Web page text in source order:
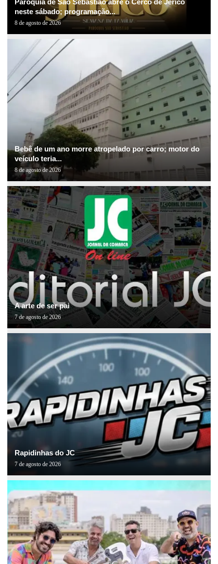
Paróquia de São Sebastião abre o Cerco de Jericó
neste sábado; programação...
8 de agosto de 2026
Bebê de um ano morre atropelado por carro; motor do
veículo teria...
8 de agosto de 2026
A arte de ser pai
7 de agosto de 2026
Rapidinhas do JC
7 de agosto de 2026